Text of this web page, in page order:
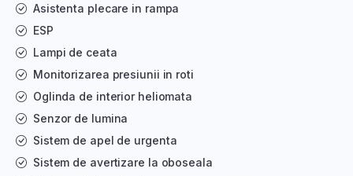
Asistenta plecare in rampa
ESP
Lampi de ceata
Monitorizarea presiunii in roti
Oglinda de interior heliomata
Senzor de lumina
Sistem de apel de urgenta
Sistem de avertizare la oboseala